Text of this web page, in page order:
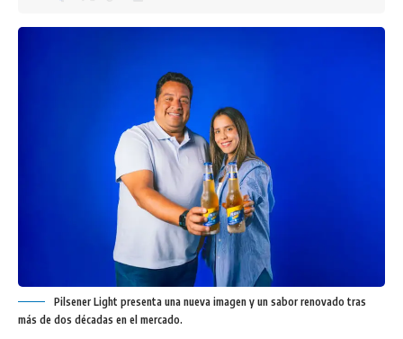
Pilsener Light presenta una nueva imagen y un sabor renovado tras
más de dos décadas en el mercado.